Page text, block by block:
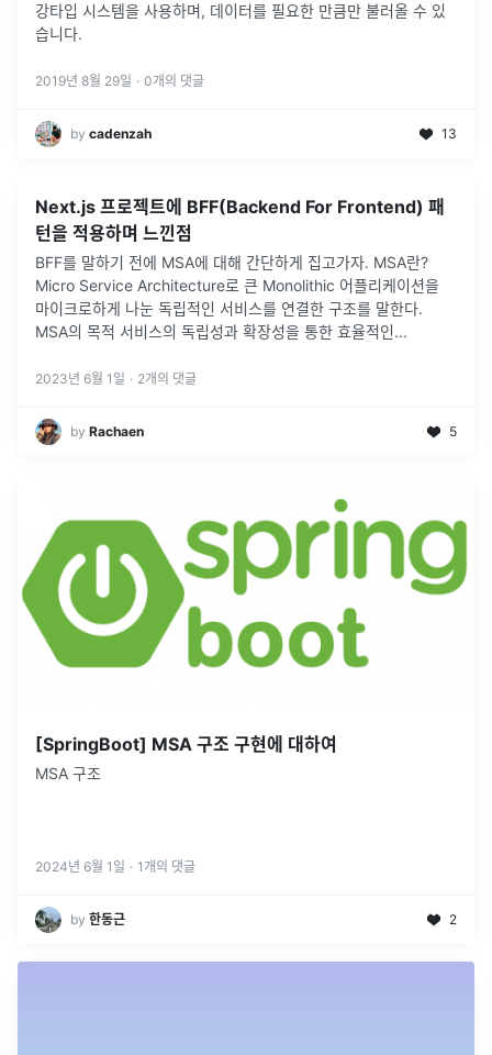
강타입 시스템을 사용하며, 데이터를 필요한 만큼만 불러올 수 있
습니다.
2019년 8월 29일 · 0개의 댓글
by cadenzah 13
Next.js 프로젝트에 BFF(Backend For Frontend) 패
턴을 적용하며 느낀점
BFF를 말하기 전에 MSA에 대해 간단하게 집고가자. MSA란?
Micro Service Architecture로 큰 Monolithic 어플리케이션을
마이크로하게 나눈 독립적인 서비스를 연결한 구조를 말한다.
MSA의 목적 서비스의 독립성과 확장성을 통한 효율적인...
2023년 6월 1일 · 2개의 댓글
by Rachaen 5
[SpringBoot] MSA 구조 구현에 대하여
MSA 구조
2024년 6월 1일 · 1 개의 댓글
by 한동근 2